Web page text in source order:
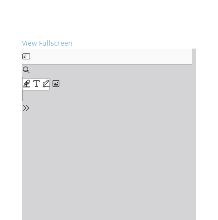
View Fullscreen
Skip
to
PDF
content